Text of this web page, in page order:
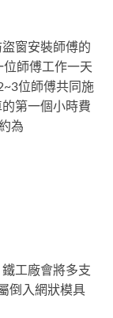
窗安裝師傅的
師傅工作一天
位師傅共同施
第一個小時費
為
工廠會將多支
倒入網狀模具